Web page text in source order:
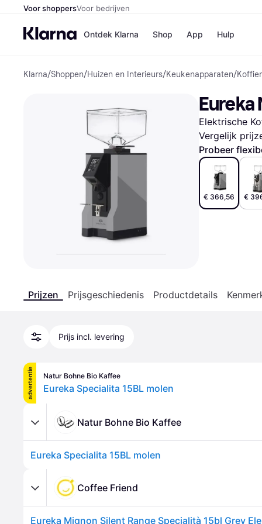
Voor shoppersVoor bedrijven
Ontdek Klarna Shop
Winkels
Bol
H&M
App Hulp
Klarna/Shoppen/Huizen en Interieurs/Keukenapparaten/
Eureka
Elektrische
Vergelijk
Probeer
€ 366,56 €
Prijzen Prijsgeschiedenis Productdetails
Prijs incl. levering
advertentie Natur Bohne Bio Kaffee
Eureka Specialita 15BL molen
Natur Bohne Bio Kaffee
Eureka Specialita 15BL molen
Coffee Friend